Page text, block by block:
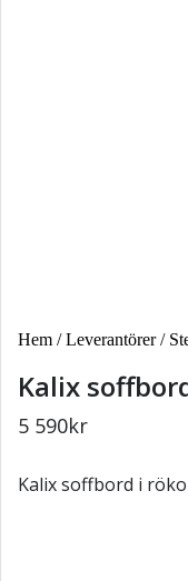
Hem /Leverantörer/
Kalix
5 590kr
Kalix soffbord i